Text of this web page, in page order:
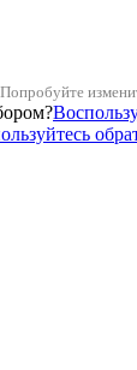
Попробуйте